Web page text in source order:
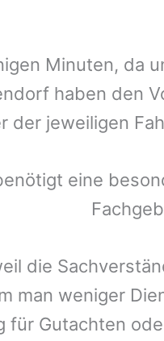
Minuten, da
haben den
der jeweiligen
eine
die
man weniger
Gutachten